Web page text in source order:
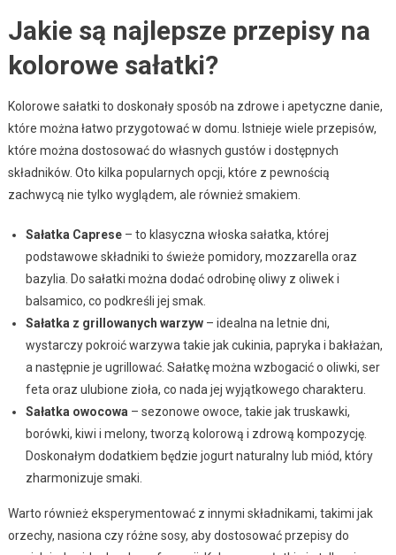
Jakie są najlepsze przepisy na
kolorowe sałatki?
Kolorowe sałatki to doskonały sposób na zdrowe i apetyczne danie,
które można łatwo przygotować w domu. Istnieje wiele przepisów,
które można dostosować do własnych gustów i dostępnych
składników. Oto kilka popularnych opcji, które z pewnością
zachwycą nie tylko wyglądem, ale również smakiem.
Sałatka Caprese– to klasyczna włoska sałatka, której
podstawowe składniki to świeże pomidory, mozzarella oraz
bazylia. Do sałatki można dodać odrobinę oliwy z oliwek i
balsamico, co podkreśli jej smak.
Sałatka z grillowanych warzyw– idealna na letnie dni,
wystarczy pokroić warzywa takie jak cukinia, papryka i bakłażan,
a następnie je ugrillować. Sałatkę można wzbogacić o oliwki, ser
feta oraz ulubione zioła, co nada jej wyjątkowego charakteru.
Sałatka owocowa – sezonowe owoce, takie jak truskawki,
borówki, kiwi i melony, tworzą kolorową i zdrową kompozycję.
Doskonałym dodatkiem będzie jogurt naturalny lub miód, który
zharmonizuje smaki.
Warto również eksperymentować z innymi składnikami, takimi jak
orzechy, nasiona czy różne sosy, aby dostosować przepisy do